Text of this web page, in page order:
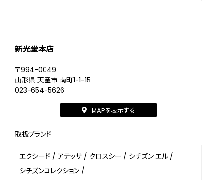
新光堂本店
〒994-0049
山形県 天童市 南町1-1-15
023-654-5626
MAPを表示する
取扱ブランド
エクシード / アテッサ / クロスシー / シチズン エル /
シチズンコレクション /